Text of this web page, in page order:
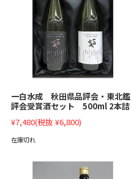
一白水成 秋田県品評会・東北鑑
評会受賞酒セット 500ml 2本詰
¥7,480(税抜 ¥6,800)
在庫切れ